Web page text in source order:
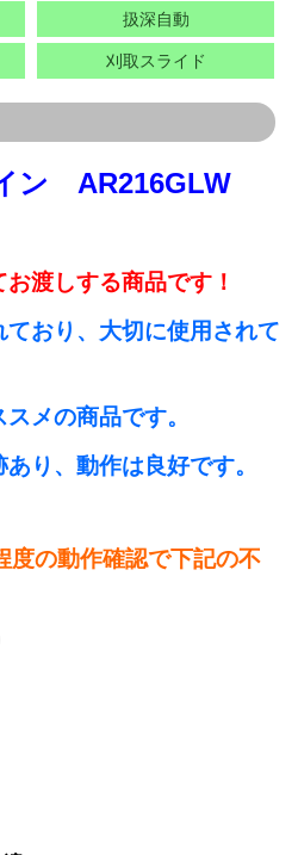
扱深自動
刈取スライド
ン AR216GLW
渡しする商品です！
おり、大切に使用されて
メの商品です。
り、動作は良好です。
度の動作確認で下記の不